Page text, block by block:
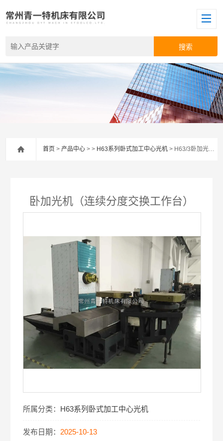
首页 >产品中心 > > H63系列卧式加工中心光机 > H63/3卧加光机（连续分度交换工作台）
卧加光机（连续分度交换工作台）
所属分类： H63系列卧式加工中心光机
发布日期： 2025-10-13